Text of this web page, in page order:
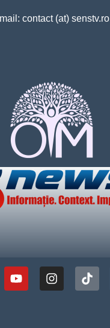
contact (at) senstv.ro